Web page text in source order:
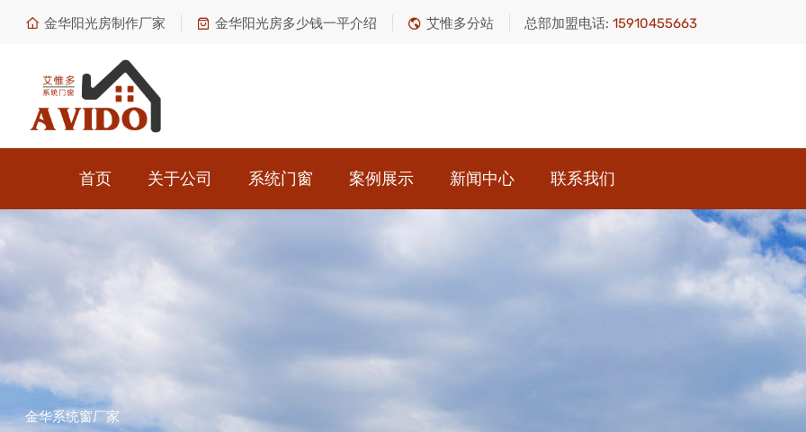
金华阳光房制作厂家 金华阳光房多少钱一平介绍 艾惟多分站 总部加盟电话: 15910455663
首页 关于公司 系统门窗 案例展示 新闻中心 联系我们
金华系统窗厂家